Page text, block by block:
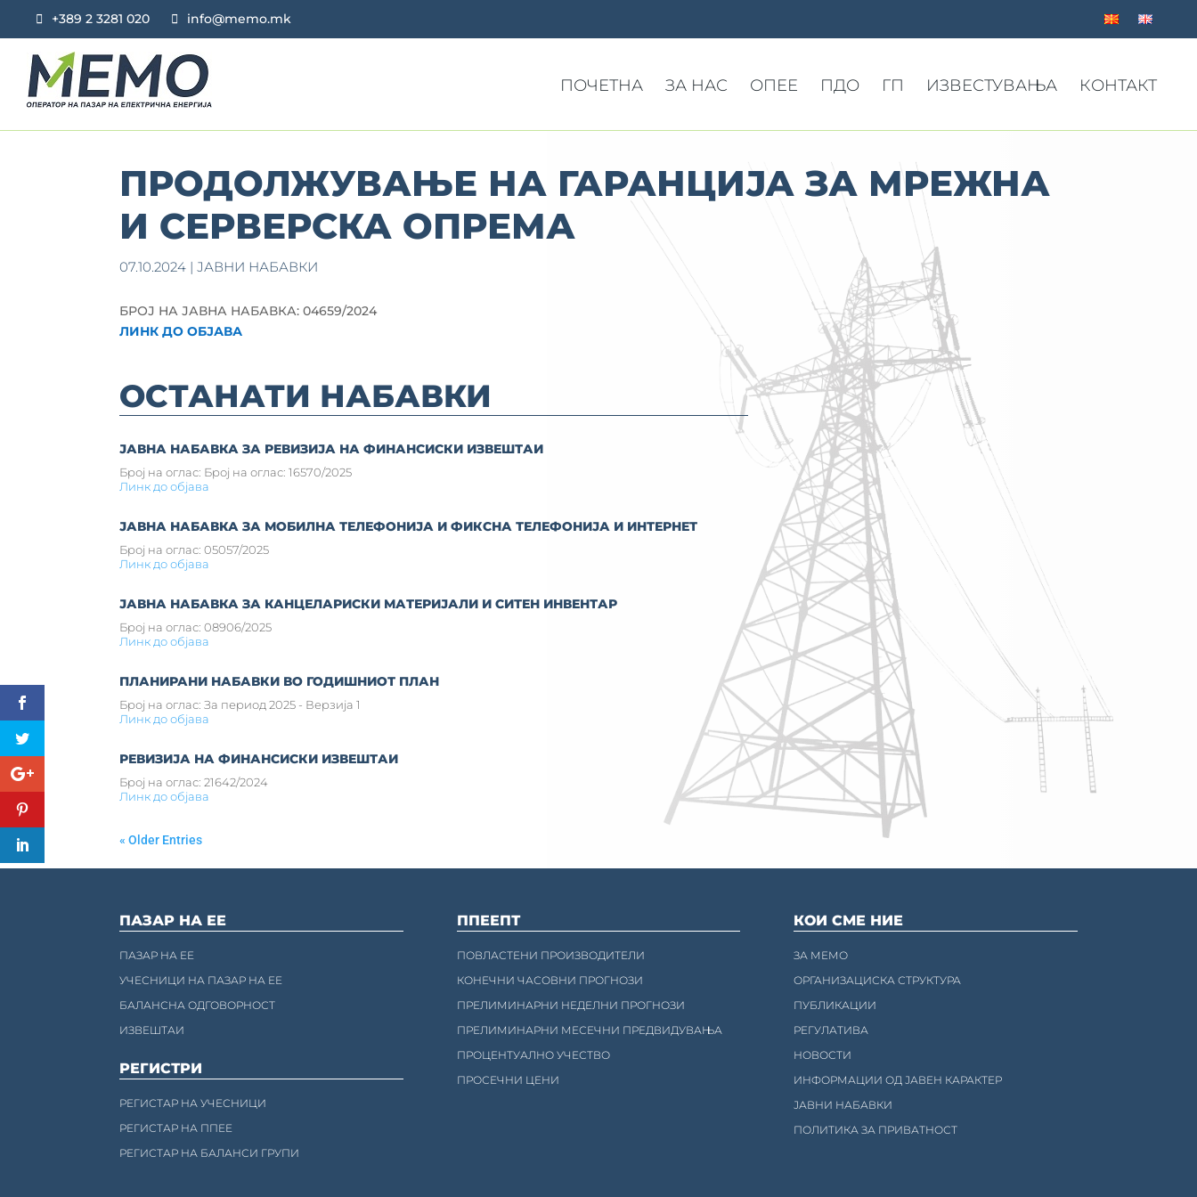
+389 2 3281 020 info@memo.mk
ПОЧЕТНА ЗА НАС ОПЕЕ ПДО ГП ИЗВЕСТУВАЊА КОНТАКТ
ПРОДОЛЖУВАЊЕ НА ГАРАНЦИЈА ЗА МРЕЖНА
И СЕРВЕРСКА ОПРЕМА
07.10.2024 |ЈАВНИ НАБАВКИ
БРОЈ НА ЈАВНА НАБАВКА: 04659/2024
ЛИНК ДО ОБЈАВА
ОСТАНАТИ НАБАВКИ
ЈАВНА НАБАВКА ЗА РЕВИЗИЈА НА ФИНАНСИСКИ ИЗВЕШТАИ
Број на оглас: Број на оглас: 16570/2025
Линк до објава
ЈАВНА НАБАВКА ЗА МОБИЛНА ТЕЛЕФОНИЈА И ФИКСНА ТЕЛЕФОНИЈА И ИНТЕРНЕТ
Број на оглас: 05057/2025
Линк до објава
ЈАВНА НАБАВКА ЗА КАНЦЕЛАРИСКИ МАТЕРИЈАЛИ И СИТЕН ИНВЕНТАР
Број на оглас: 08906/2025
Линк до објава
ПЛАНИРАНИ НАБАВКИ ВО ГОДИШНИОТ ПЛАН
Број на оглас: За период 2025 - Верзија 1
Линк до објава
РЕВИЗИЈА НА ФИНАНСИСКИ ИЗВЕШТАИ
Број на оглас: 21642/2024
Линк до објава
« Older Entries
ПАЗАР НА ЕЕ
ПАЗАР НА ЕЕ
УЧЕСНИЦИ НА ПАЗАР НА ЕЕ
БАЛАНСНА ОДГОВОРНОСТ
ИЗВЕШТАИ
РЕГИСТРИ
РЕГИСТАР НА УЧЕСНИЦИ
РЕГИСТАР НА ППЕЕ
РЕГИСТАР НА БАЛАНСИ ГРУПИ
ППЕЕПТ
ПОВЛАСТЕНИ ПРОИЗВОДИТЕЛИ
КОНЕЧНИ ЧАСОВНИ ПРОГНОЗИ
ПРЕЛИМИНАРНИ НЕДЕЛНИ ПРОГНОЗИ
ПРЕЛИМИНАРНИ МЕСЕЧНИ ПРЕДВИДУВАЊА
ПРОЦЕНТУАЛНО УЧЕСТВО
ПРОСЕЧНИ ЦЕНИ
КОИ СМЕ НИЕ
ЗА МЕМО
ОРГАНИЗАЦИСКА СТРУКТУРА
ПУБЛИКАЦИИ
РЕГУЛАТИВА
НОВОСТИ
ИНФОРМАЦИИ ОД ЈАВЕН КАРАКТЕР
ЈАВНИ НАБАВКИ
ПОЛИТИКА ЗА ПРИВАТНОСТ